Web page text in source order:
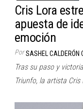
Cris Lora
apuesta de
emoción
Por SASHEL CALDERÓN
Tras su paso y
Triunfo, la artista Cris